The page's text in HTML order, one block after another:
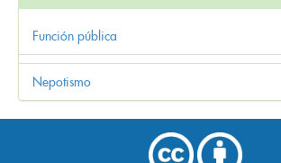
Función pública
Nepotismo